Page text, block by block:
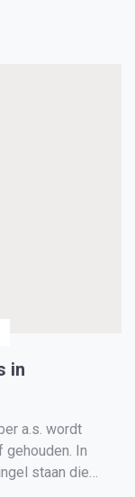
in
a.s. wordt
In
staan die